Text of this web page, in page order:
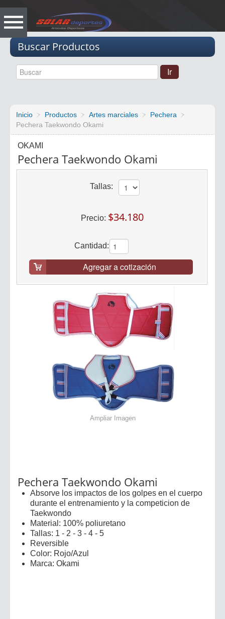
Buscar Productos
Inicio Productos Artes marciales
Pechera
Pechera Taekwondo Okami
OKAMI
Pechera Taekwondo Okami
Tallas:
Precio: $34.180
Cantidad:
Agregar a cotización
Ampliar Imagen
Pechera Taekwondo Okami
Absorve los impactos de los golpes en el cuerpo
durante el entrenamiento y la competicion de
Taekwondo
Material: 100% poliuretano
Tallas: 1 - 2 - 3 - 4 - 5
Reversible
Color: Rojo/Azul
Marca: Okami